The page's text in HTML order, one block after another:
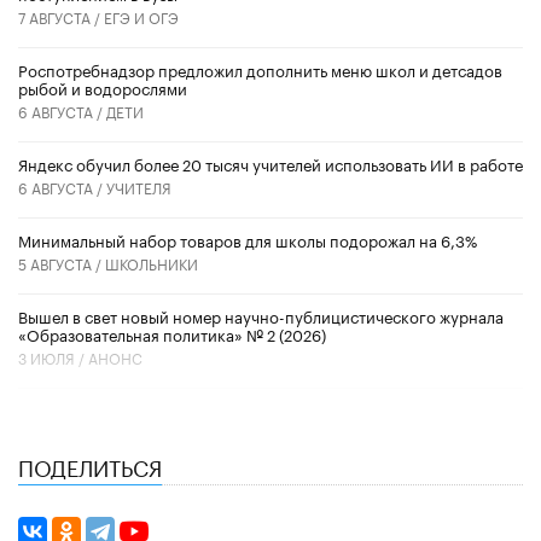
7 АВГУСТА / ЕГЭ И ОГЭ
Роспотребнадзор предложил дополнить меню школ и детсадов
рыбой и водорослями
6 АВГУСТА / ДЕТИ
​Яндекс обучил более 20 тысяч учителей использовать ИИ в работе
6 АВГУСТА /УЧИТЕЛЯ
Минимальный набор товаров для школы подорожал на 6,3%
5 АВГУСТА / ШКОЛЬНИКИ
Вышел в свет новый номер научно-публицистического журнала
«Образовательная политика» № 2 (2026)
3 ИЮЛЯ / АНОНС
ПОДЕЛИТЬСЯ